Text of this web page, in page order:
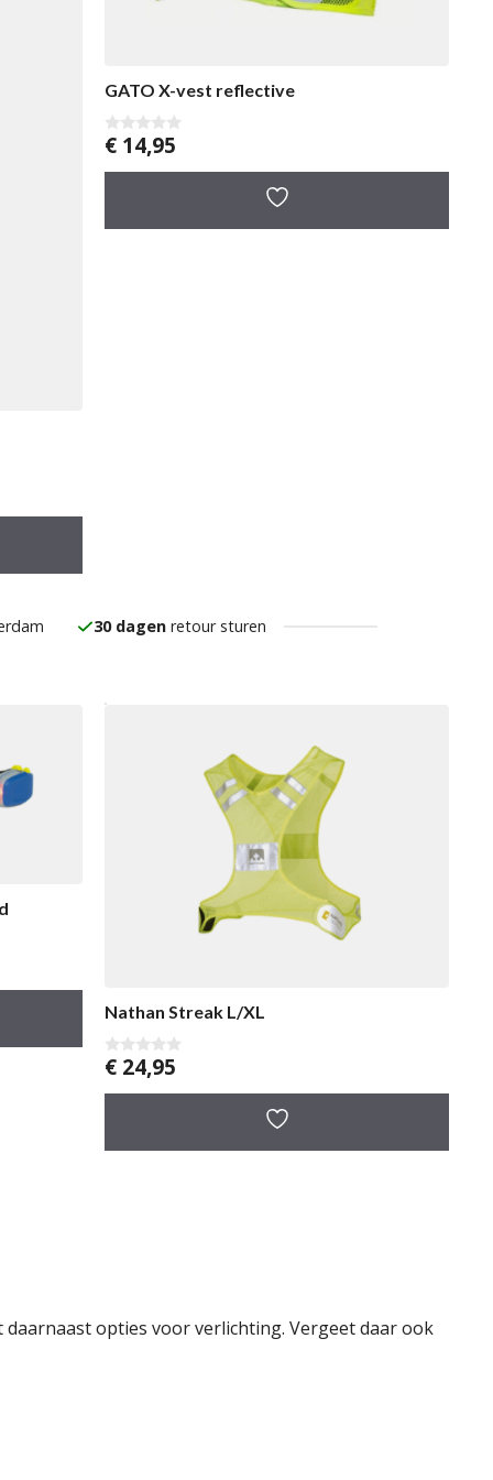
GATO X-vest reflective
0
v
a
€ 14,95
30 dagenretour sturen
Nathan Streak L/XL
0
v
a
€ 24,95
opties voor verlichting. Vergeet daar ook